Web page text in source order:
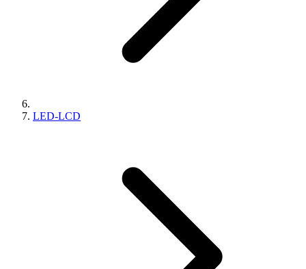
LED-LCD